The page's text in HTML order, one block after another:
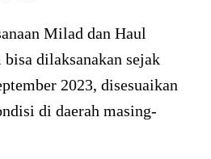
Milad dan Haul
bisa dilaksanakan sejak
2023, disesuaikan
di daerah masing-